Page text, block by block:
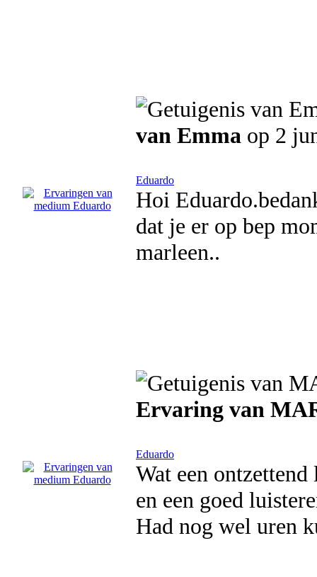
van Emma op 2
Eduardo
Hoi
dat je er op bep
marleen..
Ervaring van
Eduardo
Wat een
en een goed
Had nog wel uren